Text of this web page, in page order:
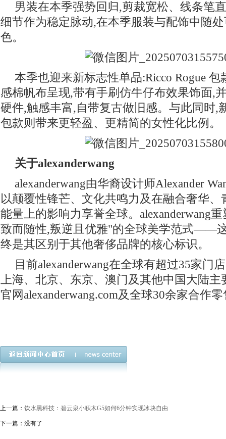
男装在本季强势回归,剪裁宽松、线条笔
细节作为稳定脉动,在本季服装与配饰中随
色。
本季也迎来新标志性单品:Ricco Rogue
感棉帆布呈现,带有手刷仿牛仔布效果饰面,
硬件,触感丰富,自带复古做旧感。与此同时,
包款则带来更轻盈、更精简的女性化比例。
关于alexanderwang
alexanderwang由华裔设计师Alexander
以颠覆性锋芒、文化共鸣力及在融合奢华、
能量上的影响力享誉全球。alexanderwang
致而随性,叛逆且优雅"的全球美学范式——
终是其区别于其他奢侈品牌的核心标识。
目前alexanderwang在全球有超过35家门
上海、北京、东京、澳门及其他中国大陆主
官网alexanderwang.com及全球30余家合作
上一篇： 饮水黑科技：碧云泉小积木G5如何6分钟实现冰块自由
下一篇：没有了